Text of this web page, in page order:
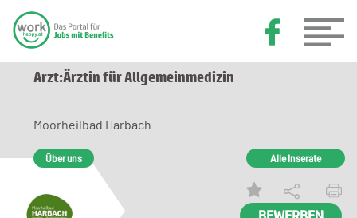
Arzt:Ärztin für Allgemeinmedizin
Moorheilbad Harbach
Über uns Alle Inserate